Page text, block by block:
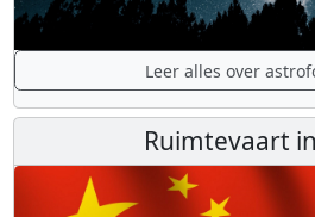
Leer alles over
Ruimtevaart